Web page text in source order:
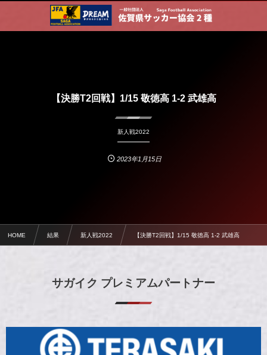
【決勝T2回戦】1/15 敬徳高 1-2 武雄高
新人戦2022
2023年1月15日
HOME 結果 新人戦2022 【決勝T2回戦】1/15 敬徳高 1-2 武雄高
サガイク プレミアムパートナー